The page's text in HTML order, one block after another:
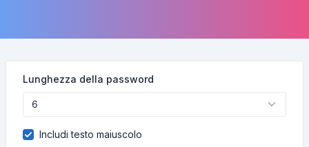
Lunghezza della password
Includi testo maiuscolo